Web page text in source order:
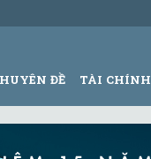
ĐỀ TÀI CHÍNH